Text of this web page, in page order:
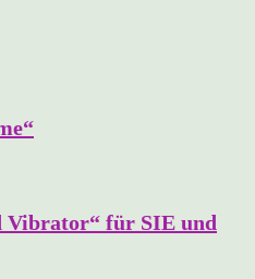
Vibrator“ für SIE und